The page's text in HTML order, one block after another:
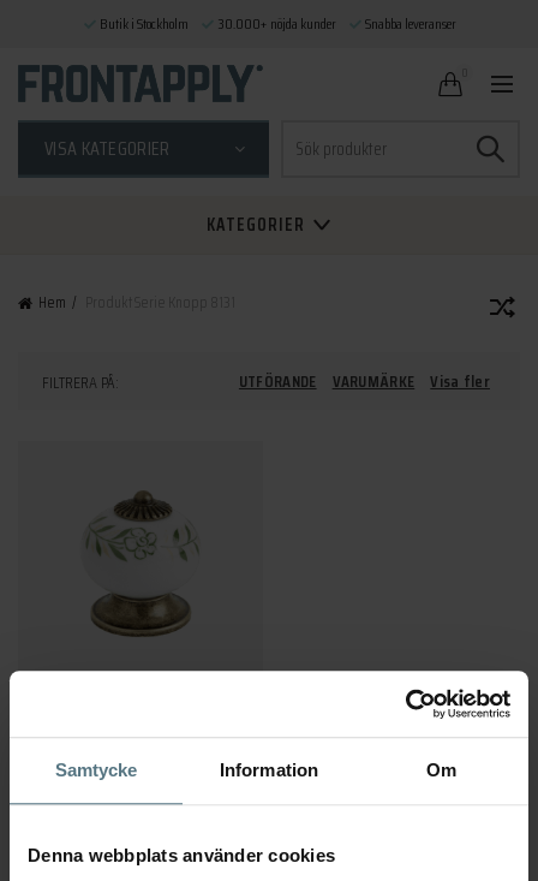
Samtycke Information Om
Denna webbplats använder cookies
VISA KATEGORIER
efter:
KATEGORIER
Hem
FILTRERA PÅ: UTFÖRANDE VARUMÄRKE Visa fler
BESLAG DESIGN
65kr
Lägg till i varukorg
Butik i Stockholm 30.000+ nöjda kunder Snabba leveranser